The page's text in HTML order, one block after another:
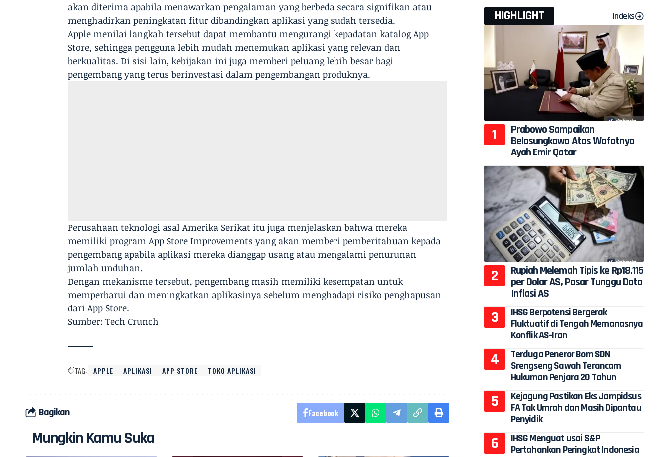
akan diterima apabila menawarkan pengalaman yang berbeda secara signifikan atau
menghadirkan peningkatan fitur dibandingkan aplikasi yang sudah tersedia.
Apple menilai langkah tersebut dapat membantu mengurangi kepadatan katalog App
Store, sehingga pengguna lebih mudah menemukan aplikasi yang relevan dan
berkualitas. Di sisi lain, kebijakan ini juga memberi peluang lebih besar bagi
pengembang yang terus berinvestasi dalam pengembangan produknya.
Perusahaan teknologi asal Amerika Serikat itu juga menjelaskan bahwa mereka
memiliki program App Store Improvements yang akan memberi pemberitahuan kepada
pengembang apabila aplikasi mereka dianggap usang atau mengalami penurunan
jumlah unduhan.
Dengan mekanisme tersebut, pengembang masih memiliki kesempatan untuk
memperbarui dan meningkatkan aplikasinya sebelum menghadapi risiko penghapusan
dari App Store.
Sumber: Tech Crunch
TAG: APPLE APLIKASI APP STORE TOKO APLIKASI
Bagikan Facebook
Mungkin Kamu Suka
HIGHLIGHT Indeks
Prabowo Sampaikan
Belasungkawa Atas Wafatnya
Ayah Emir Qatar
Rupiah Melemah Tipis ke Rp18.115
per Dolar AS, Pasar Tunggu Data
Inflasi AS
IHSG Berpotensi Bergerak
Fluktuatif di Tengah Memanasnya
Konflik AS-Iran
Terduga Peneror Bom SDN
Srengseng Sawah Terancam
Hukuman Penjara 20 Tahun
Kejagung Pastikan Eks Jampidsus
FA Tak Umrah dan Masih Dipantau
Penyidik
IHSG Menguat usai S&P
Pertahankan Peringkat Indonesia